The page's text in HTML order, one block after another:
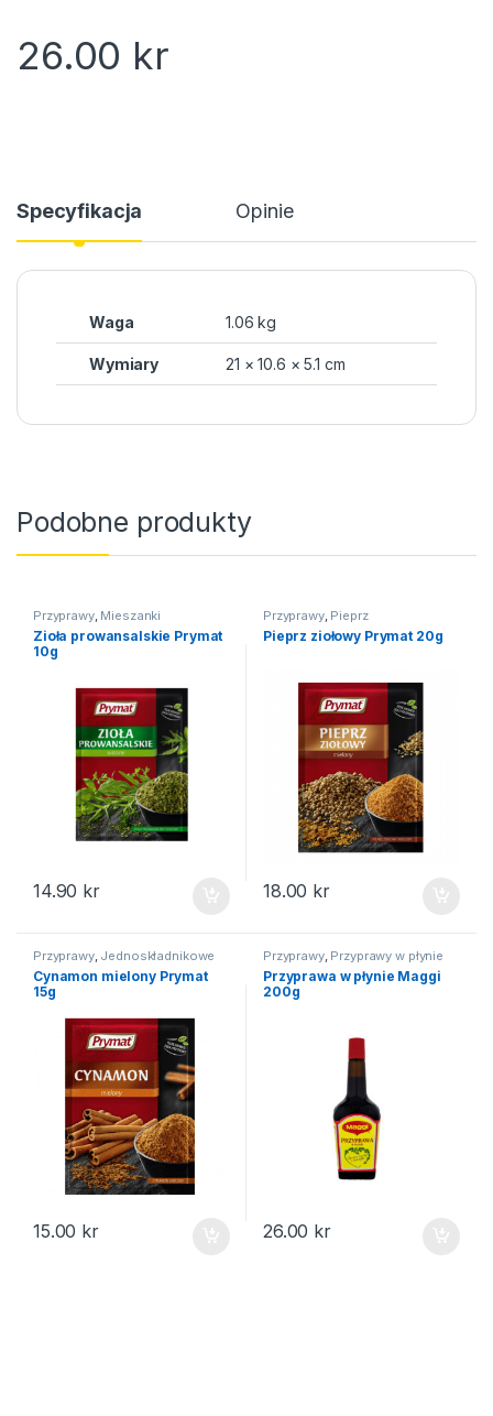
26.00 kr
Specyfikacja Opinie
Waga 1.06 kg
Wymiary 21 × 10.6 × 5.1 cm
Podobne produkty
Przyprawy, Mieszanki
Zioła prowansalskie Prymat
10g
14.90 kr
Przyprawy, Pieprz
Pieprz ziołowy Prymat 20g
18.00 kr
Przyprawy, Jednoskładnikowe
Cynamon mielony Prymat
15g
15.00 kr
Przyprawy, Przyprawy w płynie
Przyprawa w płynie Maggi
200g
26.00 kr